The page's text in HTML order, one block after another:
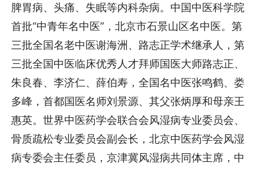
脾胃病、头痛、失眠等内科杂病。中国中医科学院
首批“中青年名中医”，北京市石景山区名中医。第
三批全国名老中医谢海洲、路志正学术继承人，第
三批全国中医临床优秀人才拜师国医大师路志正、
朱良春、李济仁、薛伯寿，全国名中医张鸣鹤、娄
多峰，首都国医名师刘景源、其父张炳厚和母亲王
惠英。世界中医药学会联合会风湿病专业委员会、
骨质疏松专业委员会副会长，北京中医药学会风湿
病专委会主任委员，京津冀风湿病共同体主席，中